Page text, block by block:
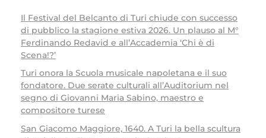
Il Festival del Belcanto di Turi chiude con successo
di pubblico la stagione estiva 2026. Un plauso al M°
Ferdinando Redavid e all’Accademia ‘Chi è di
Scena!?’
Turi onora la Scuola musicale napoletana e il suo
fondatore. Due serate culturali all’Auditorium nel
segno di Giovanni Maria Sabino, maestro e
compositore turese
San Giacomo Maggiore, 1640. A Turi la bella scultura